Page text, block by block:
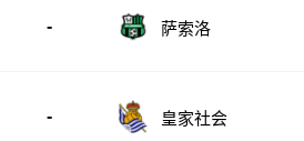
- 萨索洛
- 皇家社会